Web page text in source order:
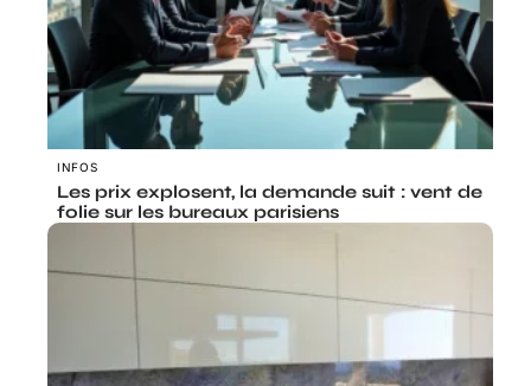
INFOS
Les prix explosent, la demande suit : vent de
folie sur les bureaux parisiens